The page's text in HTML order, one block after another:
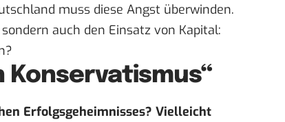
muss diese Angst überwinden.
auch den Einsatz von Kapital:
Erfolgsgeheimnisses? Vielleicht